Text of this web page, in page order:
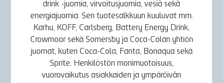
drink -juomia, virvoitusjuomia, vesiä sekä
energiajuomia. Sen tuotesalkkuun kuuluvat mm.
Karhu, KOFF, Carlsberg, Battery Energy Drink,
Crowmoor sekä Somersby ja Coca-Colan yhtiön
juomat, kuten Coca-Cola, Fanta, Bonaqua sekä
Sprite. Henkilöstön monimuotoisuus,
vuorovaikutus asiakkaiden ja ympäröivän